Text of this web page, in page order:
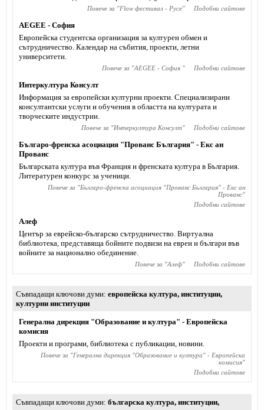
Повече за "Flow фестивал - Русе" Подобни сайтове
AEGEE - София
Европейска студентска организация за културен обмен и
сътрудничество. Календар на събития, проекти, летни
университети.
Повече за "AEGEE - София " Подобни сайтове
Интеркултура Консулт
Информация за европейски културни проекти. Специализирани
консултантски услуги и обучения в областта на културата и
творческите индустрии.
Повече за "Интеркултура Консулт" Подобни сайтове
Българо-френска асоциация "Прованс България" - Екс ан
Прованс
Българската култура във Франция и френската култура в България.
Литературен конкурс за ученици.
Повече за "Българо-френска асоциация "Прованс България" - Екс ан
Прованс"
Подобни сайтове
Алеф
Център за еврейско-българско сътрудничество. Виртуална
библиотека, представяща бойните подвизи на евреи и българи във
войните за национално обединение.
Повече за "Алеф" Подобни сайтове
Съвпадащи ключови думи европейска култура, институции,
културни институции
Генерална дирекция "Образование и култура" - Европейска
комисия
Проекти и програми, библиотека с публикации, новини.
Повече за "Генерална дирекция "Образование и култура" - Европейска
комисия"
Подобни сайтове
Съвпадащи ключови думи българска култура, институции,